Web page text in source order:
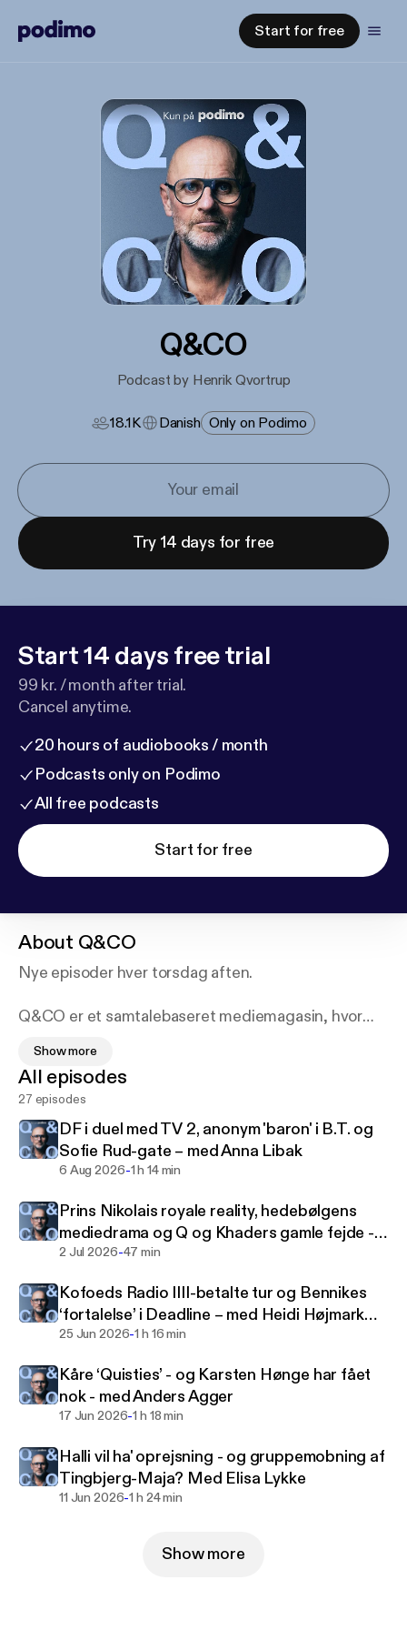
Start for free
Q&CO
Podcast by Henrik Qvortrup
18.1K Danish Only on Podimo
Try 14 days for free
Start 14 days free trial
99 kr. / month after trial.
Cancel anytime.
20 hours of audiobooks / month
Podcasts only on Podimo
All free podcasts
Start for free
About Q&CO
Nye episoder hver torsdag aften.
Q&CO er et samtalebaseret mediemagasin, hvor
medvært hver uge samler han gæster for at dykke
ned i aktuelle mediehistorier og tendenser.
Hver episode tager typisk udgangspunkt i én større
sag, et mediefænomen eller en aktuel debat, og
samtalen folder sig ud gennem analyser, kritiske
interviews og faglig indsigt fra gæsterne. Der er
bliver til, hvad der sker bag redaktionelle
beslutninger, og hvilke dilemmaer journalister og
redaktører står i.
Show more
All episodes
27 episodes
DF i duel med TV 2, anonym 'baron' i B.T. og
Sofie Rud-gate – med Anna Libak
6 Aug 2026-1 h 14 min
Prins Nikolais royale reality, hedebølgens
mediedrama og Q og Khaders gamle fejde -
med Naser Khader
2 Jul 2026-47 min
Kofoeds Radio IIII-betalte tur og Bennikes
‘fortalelse’ i Deadline – med Heidi Højmark
Helveg
25 Jun 2026-1 h 16 min
Kåre ‘Quisties’ - og Karsten Hønge har fået
nok - med Anders Agger
17 Jun 2026-1 h 18 min
Halli vil ha' oprejsning - og gruppemobning af
Tingbjerg-Maja? Med Elisa Lykke
11 Jun 2026-1 h 24 min
Show more